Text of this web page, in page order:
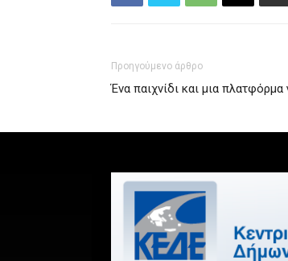
Προηγούμενο άρθρο
Ένα παιχνίδι και μια